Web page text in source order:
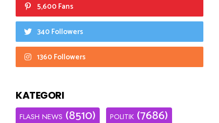
5,600 Fans
340 Followers
1360 Followers
KATEGORI
FLASH NEWS (8510) POLITIK (7686)